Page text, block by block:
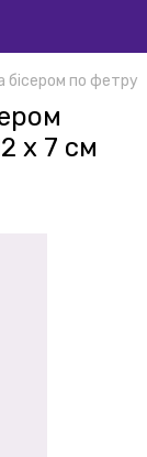
бісером по фетру
х 7 см